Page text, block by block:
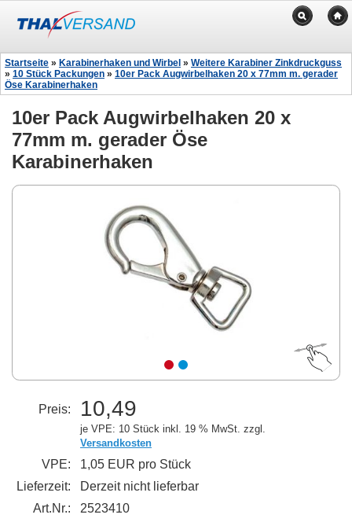
Startseite » Karabinerhaken und Wirbel » Weitere Karabiner Zinkdruckguss
» 10 Stück Packungen » 10er Pack Augwirbelhaken 20 x 77mm m. gerader
Öse Karabinerhaken
10er Pack Augwirbelhaken 20 x
77mm m. gerader Öse
Karabinerhaken
Preis: 10,49
je VPE: 10 Stück inkl. 19 % MwSt. zzgl.
Versandkosten
VPE:
1,05 EUR pro Stück
Lieferzeit:
Derzeit nicht lieferbar
Art.Nr.:
2523410